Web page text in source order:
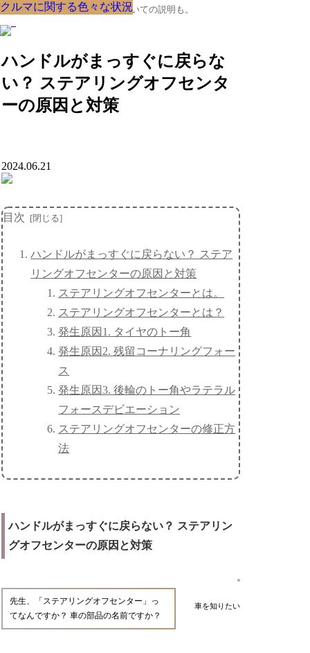
クルマの大辞典、購入･売却についての説明も。
ハンドルがまっすぐに戻らな
い？ ステアリングオフセンタ
ーの原因と対策
クルマに関する色々な状況
2024.06.21
目次
ハンドルがまっすぐに戻らない？ ステア
リングオフセンターの原因と対策
ステアリングオフセンターとは。
ステアリングオフセンターとは？
発生原因1. タイヤのトー角
発生原因2. 残留コーナリングフォー
ス
発生原因3. 後輪のトー角やラテラル
フォースデビエーション
ステアリングオフセンターの修正方
法
ハンドルがまっすぐに戻らない？ ステアリン
グオフセンターの原因と対策
車を知りたい
先生、「ステアリングオフセンター」っ
てなんですか？ 車の部品の名前ですか？
クルマに関する色々な状況
クルマに関する色々な状況
クルマに関する色々な状況
クルマに関する色々な状況
クルマに関する色々な状況
クルマに関する色々な状況
クルマに関する色々な状況
クルマに関する色々な状況